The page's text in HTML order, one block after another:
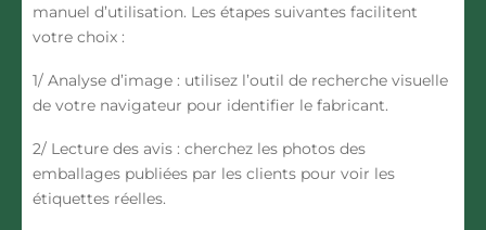
manuel d’utilisation. Les étapes suivantes facilitent
votre choix :
1/ Analyse d’image : utilisez l’outil de recherche visuelle
de votre navigateur pour identifier le fabricant.
2/ Lecture des avis : cherchez les photos des
emballages publiées par les clients pour voir les
étiquettes réelles.